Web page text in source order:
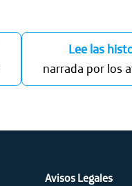
Lee las
narrada por los
Avisos Legales